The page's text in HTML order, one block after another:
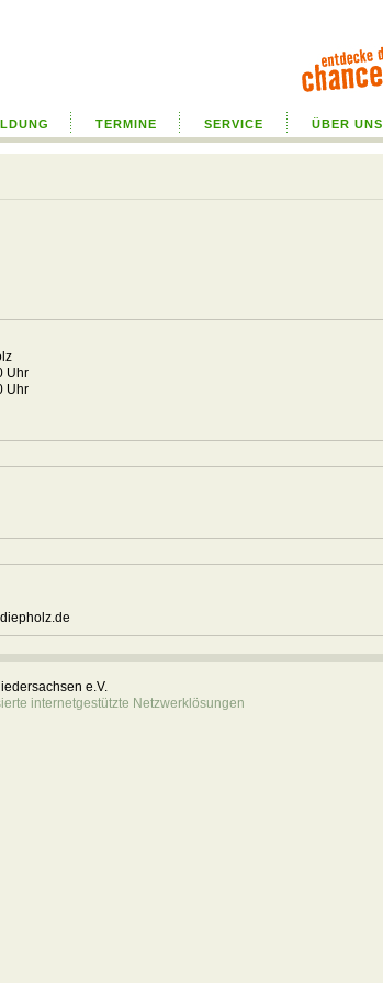
TERMINE SERVICE ÜBER UNS
Uhr
Uhr
e.V.
internetgestützte Netzwerklösungen